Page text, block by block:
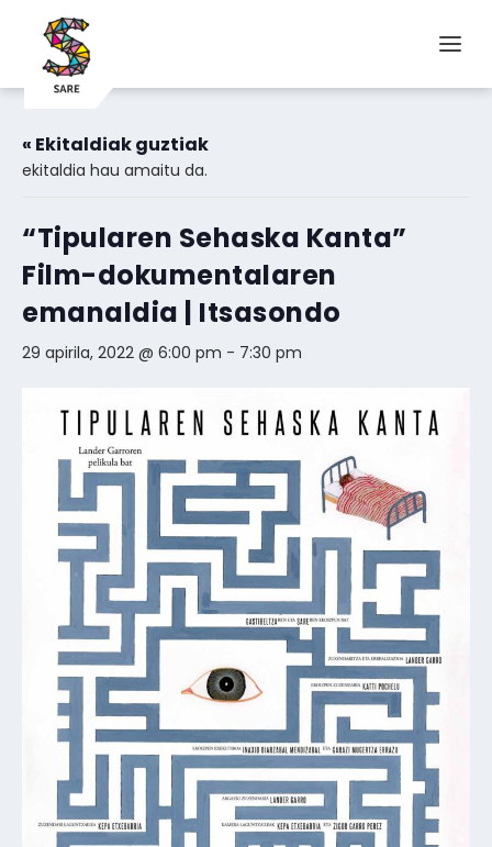
« Ekitaldiak guztiak
ekitaldia hau amaitu da.
“Tipularen Sehaska Kanta”
Film-dokumentalaren
emanaldia | Itsasondo
29 apirila, 2022 @ 6:00 pm - 7:30 pm